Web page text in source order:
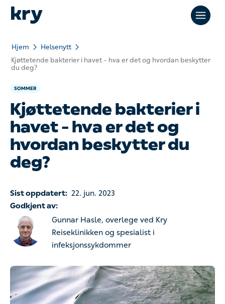
Hjem
Helsenytt
Kjøttetende bakterier i havet – hva er det og hvordan beskytter
du deg?
SOMMER
Kjøttetende bakterier i
havet – hva er det og
hvordan beskytter du
deg?
Sist oppdatert: 22. jun. 2023
Godkjent av:
Gunnar Hasle, overlege ved Kry
Reiseklinikken og spesialist i
infeksjonssykdommer